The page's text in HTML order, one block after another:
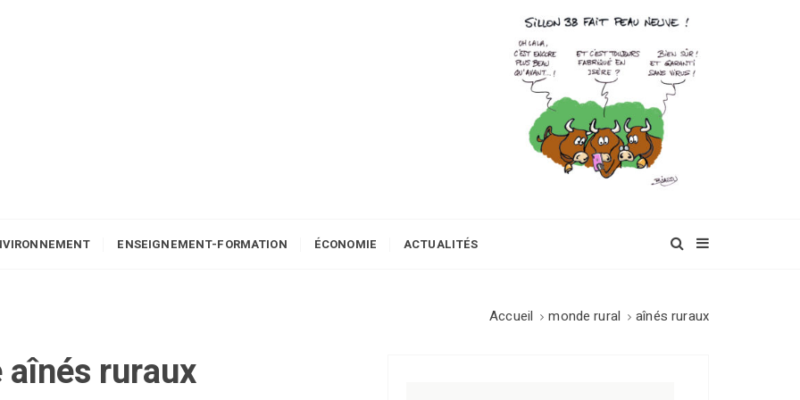
ENSEIGNEMENT-FORMATION ÉCONOMIE ACTUALITÉS
Accueil monde rural aînés ruraux
aînés ruraux